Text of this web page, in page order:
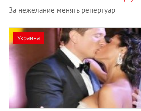
За нежелание менять репертуар
Украина